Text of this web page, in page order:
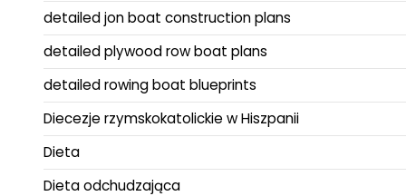
detailed jon boat construction plans
detailed plywood row boat plans
detailed rowing boat blueprints
Diecezje rzymskokatolickie w Hiszpanii
Dieta
Dieta odchudzająca